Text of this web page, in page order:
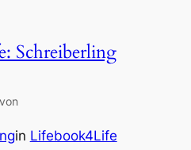
Schreiberling
in Lifebook4Life